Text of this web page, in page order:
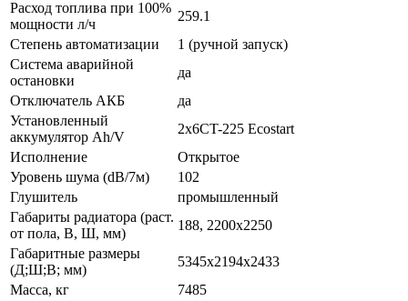
Расход топлива при 100%
мощности л/ч
259.1
Степень автоматизации
1 (ручной запуск)
Система аварийной
остановки
да
Отключатель АКБ
да
Установленный
аккумулятор Ah/V
2x6CT-225 Ecostart
Исполнение
Открытое
Уровень шума (dB/7м)
102
Глушитель
промышленный
Габариты радиатора (раст.
от пола, В, Ш, мм)
188, 2200x2250
Габаритные размеры
(Д;Ш;В; мм)
5345x2194x2433
Масса, кг
7485